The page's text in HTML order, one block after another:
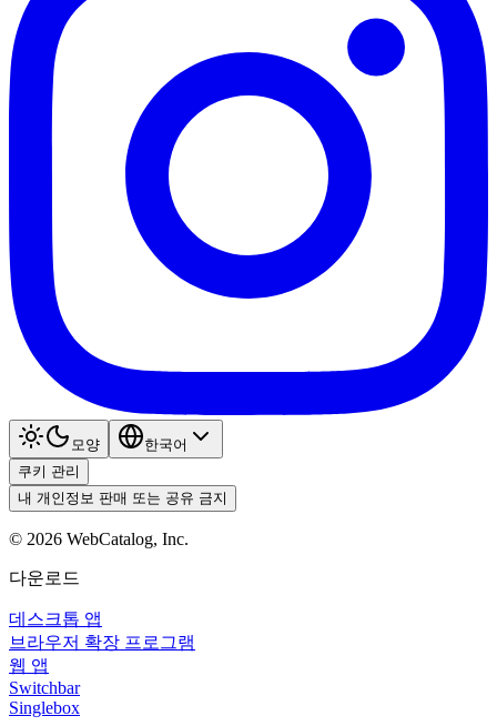
모양
한국어
쿠키 관리
내 개인정보 판매 또는 공유 금지
© 2026 WebCatalog, Inc.
다운로드
데스크톱 앱
브라우저 확장 프로그램
웹 앱
Switchbar
Singlebox